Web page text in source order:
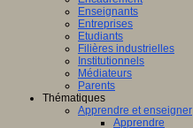
Enseignants
Entreprises
Etudiants
Filières industrielles
Institutionnels
Médiateurs
Parents
Thématiques
Apprendre et enseigner
Apprendre